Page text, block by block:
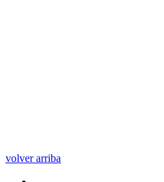
volver arriba